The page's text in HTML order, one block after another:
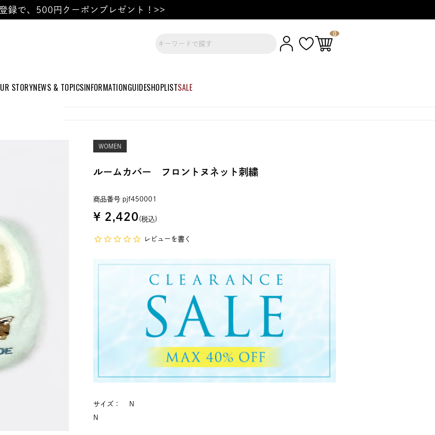
0
STORYNEWS & TOPICSINFORMATIONGUIDESHOPLISTSALE
録で、500円クーポンプレゼント！>>
WOMEN
ルームカバー フロントヌネット刺繍
商品番号 pjf450001
¥ 2,420 税込
レビューを書く
サイズ
N
N